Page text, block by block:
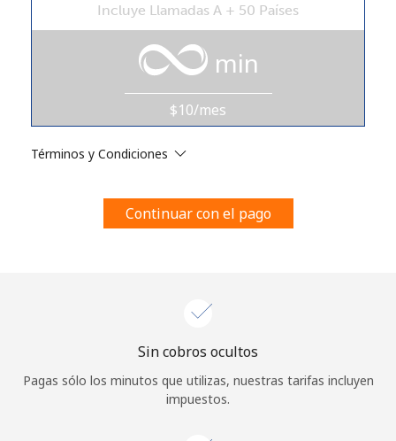
estosTérminos y condiciones.
Únete
¡Hola!
Inicia sesión oREGÍSTRATE →
Incluye Llamadas A + 50 Países
min
$10/mes
Términos y Condiciones
Continuar con el pago
Sin cobros ocultos
Pagas sólo los minutos que utilizas, nuestras tarifas incluyen
impuestos.